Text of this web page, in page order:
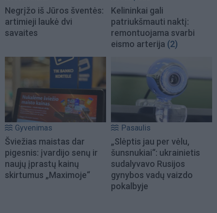
Negrįžo iš Jūros šventės:
artimieji laukė dvi
savaites
Kelininkai gali
patriukšmauti naktį:
remontuojama svarbi
eismo arterija (2)
Gyvenimas
Šviežias maistas dar
pigesnis: įvardijo senų ir
naujų įprastų kainų
skirtumus „Maximoje“
Pasaulis
„Slėptis jau per vėlu,
šunsnukiai“: ukrainietis
sudalyvavo Rusijos
gynybos vadų vaizdo
pokalbyje